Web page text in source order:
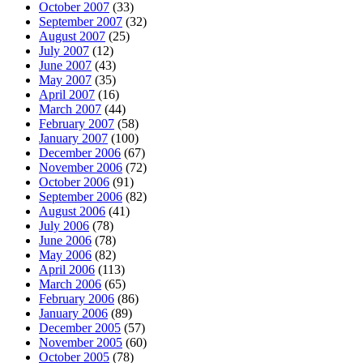
October 2007 (33)
September 2007 (32)
August 2007 (25)
July 2007 (12)
June 2007 (43)
May 2007 (35)
April 2007 (16)
March 2007 (44)
February 2007 (58)
January 2007 (100)
December 2006 (67)
November 2006 (72)
October 2006 (91)
September 2006 (82)
August 2006 (41)
July 2006 (78)
June 2006 (78)
May 2006 (82)
April 2006 (113)
March 2006 (65)
February 2006 (86)
January 2006 (89)
December 2005 (57)
November 2005 (60)
October 2005 (78)